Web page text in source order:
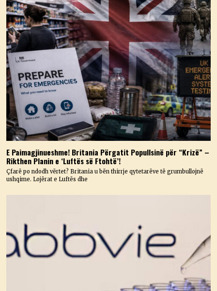
E Paimagjinueshme! Britania Përgatit Popullsinë për “Krizë” –
Rikthen Planin e ‘Luftës së Ftohtë’!
Çfarë po ndodh vërtet? Britania u bën thirrje qytetarëve të grumbullojnë
ushqime. Lojërat e Luftës dhe